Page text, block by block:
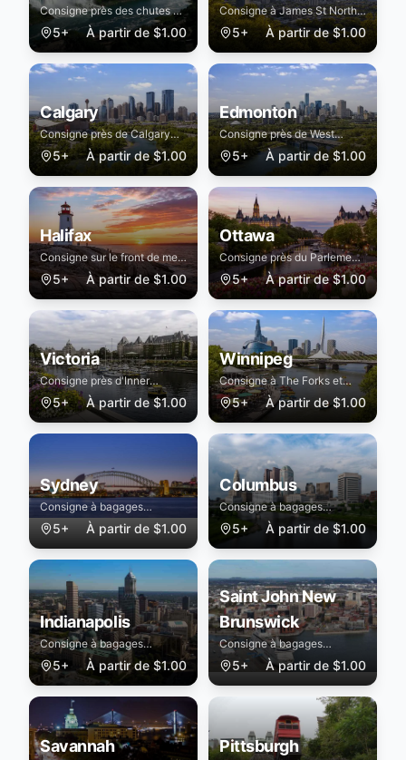
Consigne près des chutes et
Clifton Hill
5+ À partir de $1.00
Consigne à James St North
et chutes
5+ À partir de $1.00
Calgary
Consigne près de Calgary
Tower et Stampede
5+ À partir de $1.00
Edmonton
Consigne près de West
Edmonton Mall et Whyte Ave
5+ À partir de $1.00
Halifax
Consigne sur le front de mer
d'Halifax et Citadel Hill
5+ À partir de $1.00
Ottawa
Consigne près du Parlement,
marché By et canal Rideau
5+ À partir de $1.00
Victoria
Consigne près d'Inner
Harbour et terminal de
croisière
5+ À partir de $1.00
Winnipeg
Consigne à The Forks et
Exchange District
5+ À partir de $1.00
Sydney
Consigne à bagages
sécurisée à Sydney
5+ À partir de $1.00
Columbus
Consigne à bagages
sécurisée à Columbus
5+ À partir de $1.00
Indianapolis
Consigne à bagages
sécurisée à Indianapolis
5+ À partir de $1.00
Saint John New
Brunswick
Consigne à bagages
sécurisée à Saint John New
Brunswick
5+ À partir de $1.00
Savannah Pittsburgh